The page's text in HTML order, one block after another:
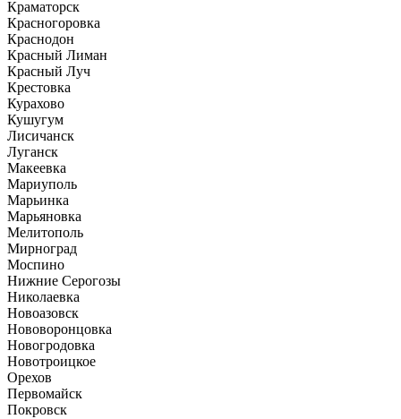
Краматорск
Красногоровка
Краснодон
Красный Лиман
Красный Луч
Крестовка
Курахово
Кушугум
Лисичанск
Луганск
Макеевка
Мариуполь
Марьинка
Марьяновка
Мелитополь
Мирноград
Моспино
Нижние Серогозы
Николаевка
Новоазовск
Нововоронцовка
Новогродовка
Новотроицкое
Орехов
Первомайск
Покровск